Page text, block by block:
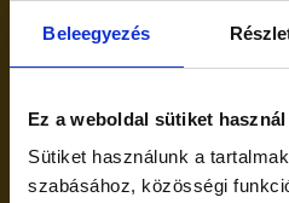
Beleegyezés
Ez a weboldal sütiket használ
Sütiket használunk a
szabásához, közösségi
Az utolsó
első
Év